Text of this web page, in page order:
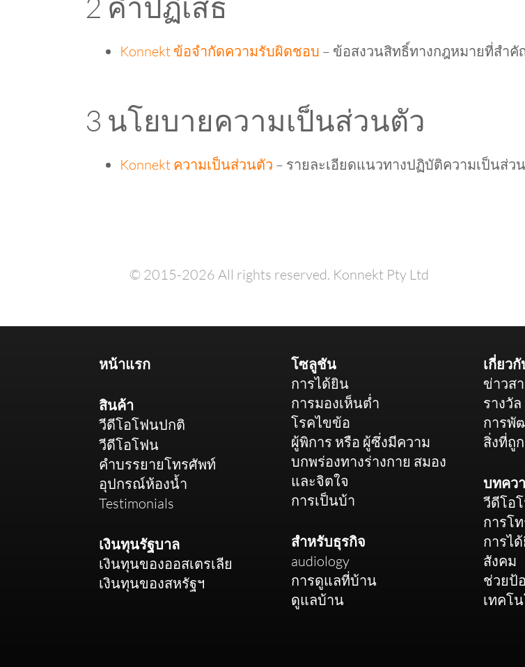
Konnekt ข้อจำกัดความรับผิดชอบ – ข้อสงวนสิทธิ์ทางกฎหมายที่สำ
3 นโยบายความเป็นส่วนตัว
Konnekt ความเป็นส่วนตัว – รายละเอียดแนวทางปฏิบัติความเป็นส่
© 2015-2026 All rights reserved. Konnekt Pty Ltd
หน้าแรก
สินค้า
วีดีโอโฟนปกติ
วีดีโอโฟน
คำบรรยายโทรศัพท์
อุปกรณ์ห้องน้ำ
Testimonials
เงินทุนรัฐบาล
เงินทุนของออสเตรเลีย
เงินทุนของสหรัฐฯ
โซลูชัน
การได้ยิน
การมองเห็นต่ำ
โรคไขข้อ
ผู้พิการ หรือ ผู้ซึ่งมีความ
บกพร่องทางร่างกาย สมอง
และจิตใจ
การเป็นบ้า
สำหรับธุรกิจ
audiology
การดูแลที่บ้าน
ดูแลบ้าน
เกี่ยวกั
ข่าวส
รางวัล
การพั
สิ่งที่ถู
บทคว
วีดีโอ
การโ
การไ
สังคม
ช่วยป้
เทคโ